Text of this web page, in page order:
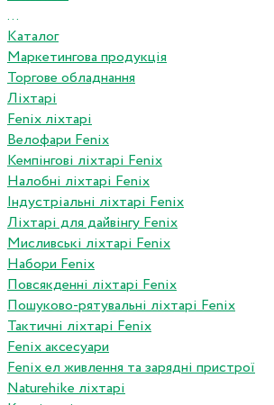
...
Каталог
Маркетингова продукція
Торгове обладнання
Ліхтарі
Fenix ліхтарі
Велофари Fenix
Кемпінгові ліхтарі Fenix
Налобні ліхтарі Fenix
Індустріальні ліхтарі Fenix
Ліхтарі для дайвінгу Fenix
Мисливські ліхтарі Fenix
Набори Fenix
Повсякденні ліхтарі Fenix
Пошуково-рятувальні ліхтарі Fenix
Тактичні ліхтарі Fenix
Fenix аксесуари
Fenix ел живлення та зарядні пристрої
Naturehike ліхтарі